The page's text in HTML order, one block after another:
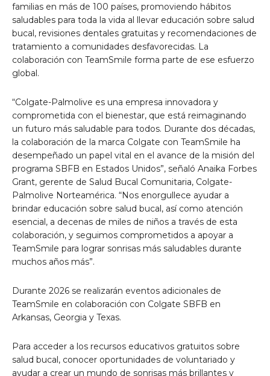
familias en más de 100 países, promoviendo hábitos
saludables para toda la vida al llevar educación sobre salud
bucal, revisiones dentales gratuitas y recomendaciones de
tratamiento a comunidades desfavorecidas. La
colaboración con TeamSmile forma parte de ese esfuerzo
global.
“Colgate-Palmolive es una empresa innovadora y
comprometida con el bienestar, que está reimaginando
un futuro más saludable para todos. Durante dos décadas,
la colaboración de la marca Colgate con TeamSmile ha
desempeñado un papel vital en el avance de la misión del
programa SBFB en Estados Unidos”, señaló Anaika Forbes
Grant, gerente de Salud Bucal Comunitaria, Colgate-
Palmolive Norteamérica. “Nos enorgullece ayudar a
brindar educación sobre salud bucal, así como atención
esencial, a decenas de miles de niños a través de esta
colaboración, y seguimos comprometidos a apoyar a
TeamSmile para lograr sonrisas más saludables durante
muchos años más”.
Durante 2026 se realizarán eventos adicionales de
TeamSmile en colaboración con Colgate SBFB en
Arkansas, Georgia y Texas.
Para acceder a los recursos educativos gratuitos sobre
salud bucal, conocer oportunidades de voluntariado y
ayudar a crear un mundo de sonrisas más brillantes y